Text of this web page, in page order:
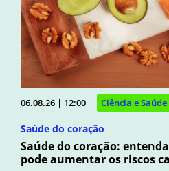
06.08.26 | 12:00 Ciência e Saúde
Saúde do coração
Saúde do coração:
pode aumentar os riscos